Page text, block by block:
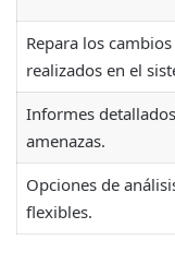
Repara los cambios
realizados en el
Informes
amenazas.
Opciones de
flexibles.